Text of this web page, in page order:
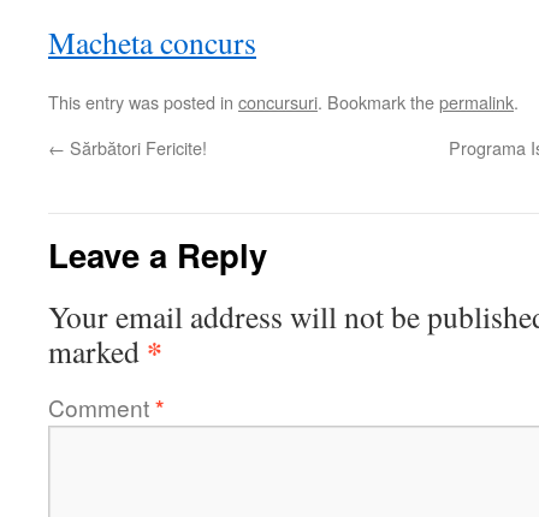
Macheta concurs
This entry was posted in concursuri. Bookmark thepermalink.
← Sărbători Fericite! Programa
Leave a Reply
Your email address will not be
marked *
Comment*